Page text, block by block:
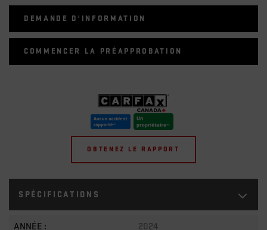
OBTENEZ LE RAPPORT
SPÉCIFICATIONS
ANNÉE : 2024
DEMANDE D'INFORMATION
COMMENCER LA PRÉAPPROBATION